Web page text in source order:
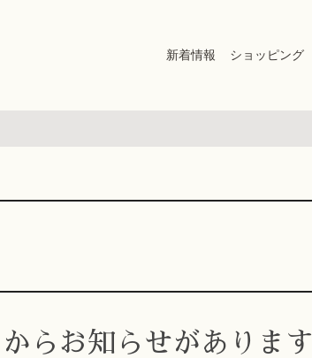
新着情報 ショッピング
らお知らせがあります